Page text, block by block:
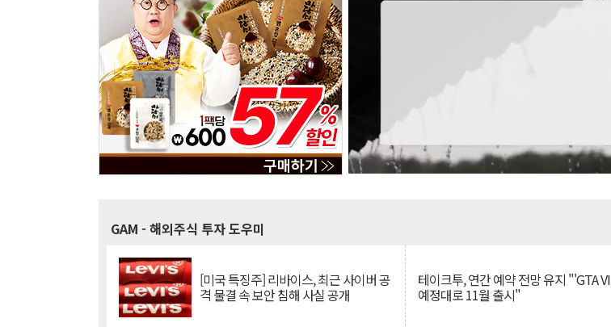
GAM - 해외주식 투자 도우미
[미국 특징주] 리바이스, 최근 사이버 공
격 물결 속 보안 침해 사실 공개
테이크투, 연간 예약 전망 유지 "'GTA VI
예정대로 11월 출시"